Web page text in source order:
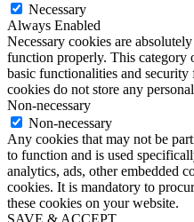
Necessary
Always Enabled
Necessary cookies are
function properly. This category
basic functionalities and security
cookies do not store any
Non-necessary
Non-necessary
Any cookies that may not be
to function and is used
analytics, ads, other embedded
cookies. It is mandatory to
these cookies on your website.
SAVE & ACCEPT